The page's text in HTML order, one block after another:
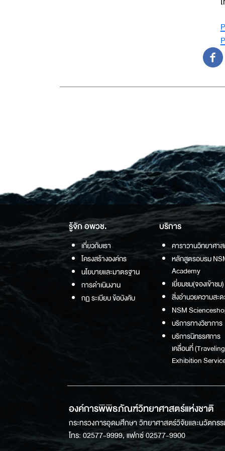
รู้จัก อพวช.
เกี่ยวกับเรา
โครงสร้างองค์กร
นโยบายและมาตรฐาน
การดำเนินงาน
กฏ ระเบียบ ข้อบังคับ
บริการ
คาราวานวิทยาศา
หลักสูตรอบรม
Academy
เยี่ยมชม(จองเข้าชม)
สิ่งอำนวยความสะ
NSM
บริการทางวิชาการ
บริการนิทรรศการ
เคลื่อนที่ (Traveling
Exhibition
องค์การพิพิธภัณฑ์วิทยาศาสตร์แห่งชาติ
กระทรวงการอุดมศึกษา วิทยาศาสตร์วิจัยและนวัตก
โทร: 02577-9999, แฟกซ์ 02577-9900